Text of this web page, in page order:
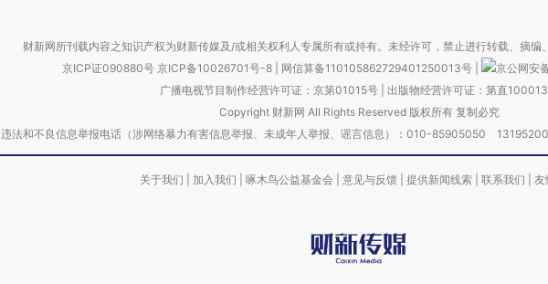
财新网所刊载内容之知识产权为财新传媒及/或相关权利人专属所有或持有。未经许可，禁止进行转载、摘编
京ICP证090880号 京ICP备10026701号-8 网信算备110105862729401250013号
京公网安
广播电视节目制作经营许可证：京第01015号| 出版物经营许可证：第直
Copyright 财新网 All Rights Reserved 版权所有 复制必究
违法和不良信息举报电话（涉网络暴力有害信息举报、未成年人举报、谣言信息）：010-85905050
关于我们 加入我们 啄木鸟公益基金会 意见与反馈 提供新闻线索 联系我们 友